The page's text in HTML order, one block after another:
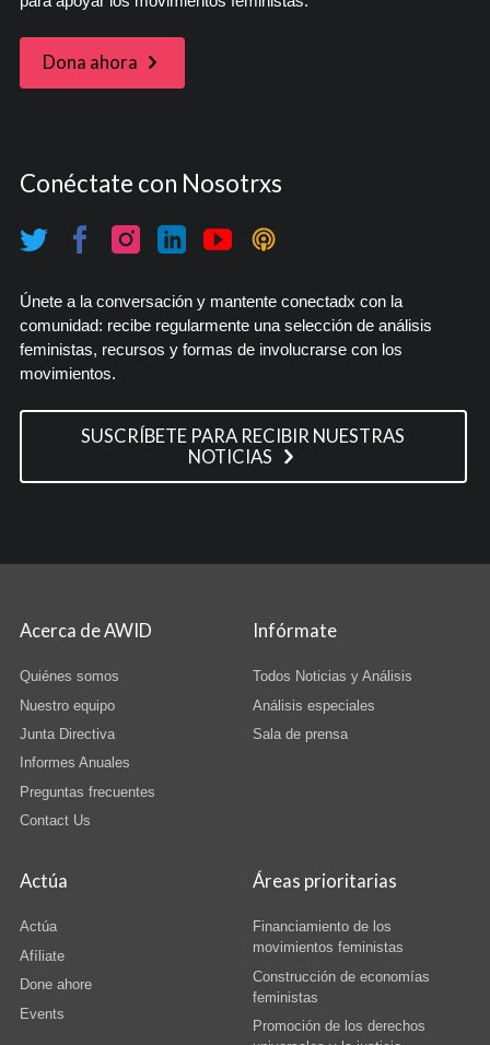
Dona ahora
Conéctate con Nosotrxs
Únete a la conversación y mantente conectadx con la
comunidad: recibe regularmente una selección de análisis
feministas, recursos y formas de involucrarse con los
movimientos.
SUSCRÍBETE PARA RECIBIR NUESTRAS
NOTICIAS
Acerca de AWID
Quiénes somos
Nuestro equipo
Junta Directiva
Informes Anuales
Preguntas frecuentes
Contact Us
Infórmate
Todos Noticias y Análisis
Análisis especiales
Sala de prensa
Actúa
Actúa
Afíliate
Done ahore
Events
Áreas prioritarias
Financiamiento de los
movimientos feministas
Construcción de economías
feministas
Promoción de los derechos